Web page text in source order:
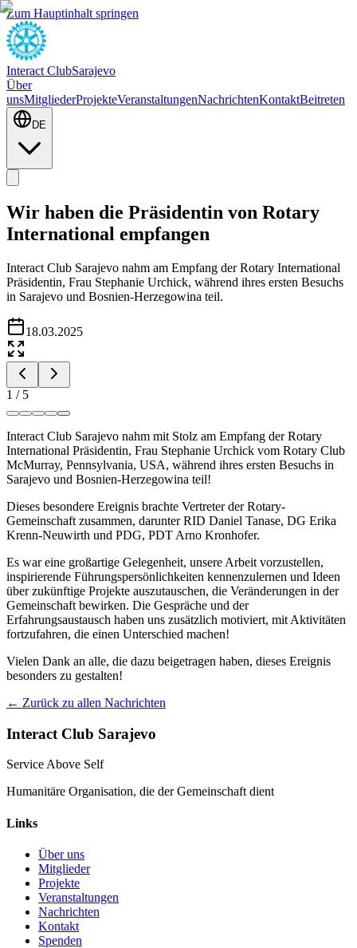
Zum Hauptinhalt springen
Interact ClubSarajevo
Über
unsMitgliederProjekteVeranstaltungenNachrichtenKontaktBeitreten
DE
Wir haben die Präsidentin von Rotary
International empfangen
Interact Club Sarajevo nahm am Empfang der Rotary International
Präsidentin, Frau Stephanie Urchick, während ihres ersten Besuchs
in Sarajevo und Bosnien-Herzegowina teil.
18.03.2025
1 / 5
Interact Club Sarajevo nahm mit Stolz am Empfang der Rotary
International Präsidentin, Frau Stephanie Urchick vom Rotary Club
McMurray, Pennsylvania, USA, während ihres ersten Besuchs in
Sarajevo und Bosnien-Herzegowina teil!
Dieses besondere Ereignis brachte Vertreter der Rotary-
Gemeinschaft zusammen, darunter RID Daniel Tanase, DG Erika
Krenn-Neuwirth und PDG, PDT Arno Kronhofer.
Es war eine großartige Gelegenheit, unsere Arbeit vorzustellen,
inspirierende Führungspersönlichkeiten kennenzulernen und Ideen
über zukünftige Projekte auszutauschen, die Veränderungen in der
Gemeinschaft bewirken. Die Gespräche und der
Erfahrungsaustausch haben uns zusätzlich motiviert, mit Aktivitäten
fortzufahren, die einen Unterschied machen!
Vielen Dank an alle, die dazu beigetragen haben, dieses Ereignis
besonders zu gestalten!
← Zurück zu allen Nachrichten
Interact Club Sarajevo
Service Above Self
Humanitäre Organisation, die der Gemeinschaft dient
Links
Über uns
Mitglieder
Projekte
Veranstaltungen
Nachrichten
Kontakt
Spenden